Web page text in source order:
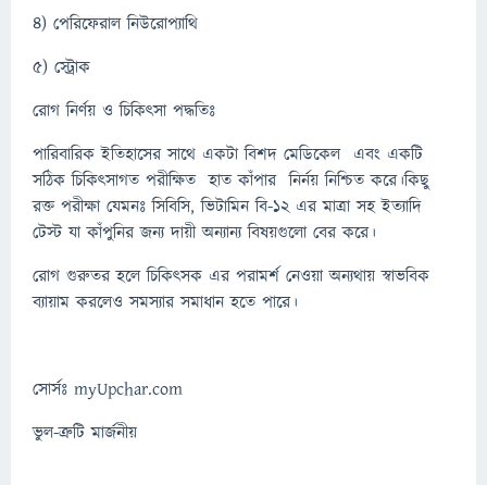
৪) পেরিফেরাল নিউরোপ্যাথি
৫) স্ট্রোক
রোগ নির্ণয় ও চিকিৎসা পদ্ধতিঃ
পারিবারিক ইতিহাসের সাথে একটা বিশদ মেডিকেল এবং একটি
সঠিক চিকিৎসাগত পরীক্ষিত হাত কাঁপার নির্নয় নিশ্চিত করে।কিছু
রক্ত পরীক্ষা যেমনঃ সিবিসি, ভিটামিন বি-১২ এর মাত্রা সহ ইত্যাদি
টেস্ট যা কাঁপুনির জন্য দায়ী অন্যান্য বিষয়গুলো বের করে।
রোগ গুরুতর হলে চিকিৎসক এর পরামর্শ নেওয়া অন্যথায় স্বাভবিক
ব্যায়াম করলেও সমস্যার সমাধান হতে পারে।
সোর্সঃ myUpchar.com
ভুল-ত্রুটি মার্জনীয়